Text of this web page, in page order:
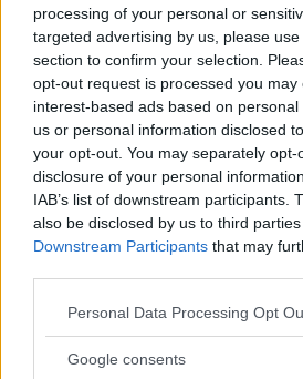
processing of your personal or
targeted advertising by us, please
section to confirm your selection.
opt-out request is processed you may
interest-based ads based on
us or personal information disclosed
your opt-out. You may separately
disclosure of your personal
IAB’s list of downstream participants.
also be disclosed by us to third
Downstream Participants that may
Please note that this website/app
not limited to your visit or usage
Personal Data Processing Opt
Google consents
placerade ovanför bakluckan,
än säkerhetsdetalj. Formgivaren
europeiska Fords design i tre